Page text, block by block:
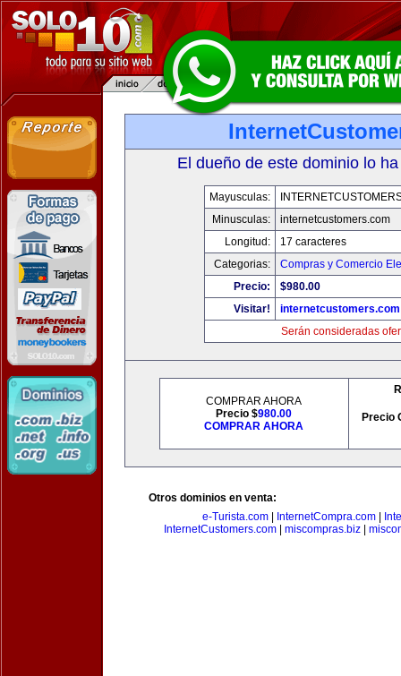
El dueño de este dominio lo
Mayusculas:
Minusculas:
internetcustomers.com
Longitud:
17 caracteres
Categorias:
Compras y Comercio
Precio:
$980.00
Visitar!
internetcustomers.com
Serán consideradas
COMPRAR AHORA
Precio $980.00
COMPRAR AHORA
Precio
Otros dominios en venta:
e-Turista.com
InternetCompra.com
InternetCustomers.com| miscompras.biz|